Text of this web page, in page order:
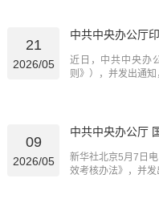
21
2026/05
中共中央办公厅
近日，中共中央办
则》），并发出通知
09
2026/05
中共中央办公厅
新华社北京5月7日
效考核办法》，并